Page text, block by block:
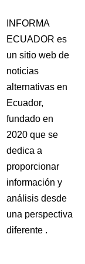
INFORMA
ECUADOR es
un sitio web de
noticias
alternativas en
Ecuador,
fundado en
2020 que se
dedica a
proporcionar
información y
análisis desde
una perspectiva
diferente .